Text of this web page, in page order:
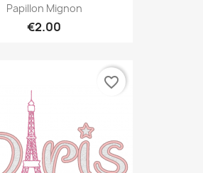
Papillon Mignon
€2.00
favorite_border